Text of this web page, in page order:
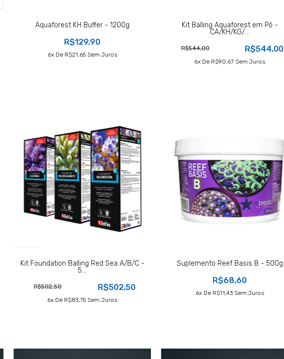
Aquaforest KH Buffer - 1200g
R$129,90
6X De R$21,65Sem Juros
Kit Balling Aquaforest em Pó -
CA/KH/KG/...
R$544,00 R$544,00
6X De R$90,67 Sem Juros
Kit Foundation Balling Red Sea A/B/C -
5...
R$502,50 R$502,50
6X De R$83,75 Sem Juros
Suplemento Reef Basis B - 500g
R$68,60
6X De R$11,43Sem Juros